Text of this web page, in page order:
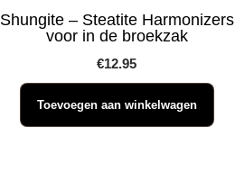
Shungite – Steatite Harmonizers
voor in de broekzak
€12.95
Toevoegen aan winkelwagen